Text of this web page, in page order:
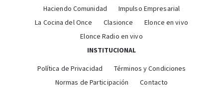
Haciendo Comunidad
Impulso Empresarial
La Cocina del Once
Clasionce
Elonce en vivo
Elonce Radio en vivo
INSTITUCIONAL
Política de Privacidad
Términos y Condiciones
Normas de Participación
Contacto